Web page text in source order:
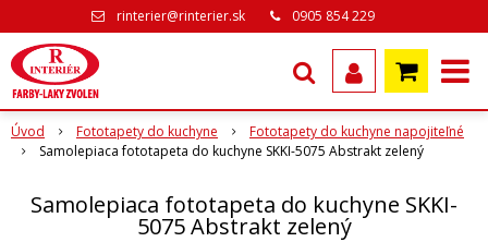
rinterier@rinterier.sk 0905 854 229
Úvod Fototapety do kuchyne
Fototapety do kuchyne napojiteľné
Samolepiaca fototapeta do kuchyne SKKI-5075 Abstrakt zelený
Samolepiaca fototapeta do kuchyne SKKI-
5075 Abstrakt zelený